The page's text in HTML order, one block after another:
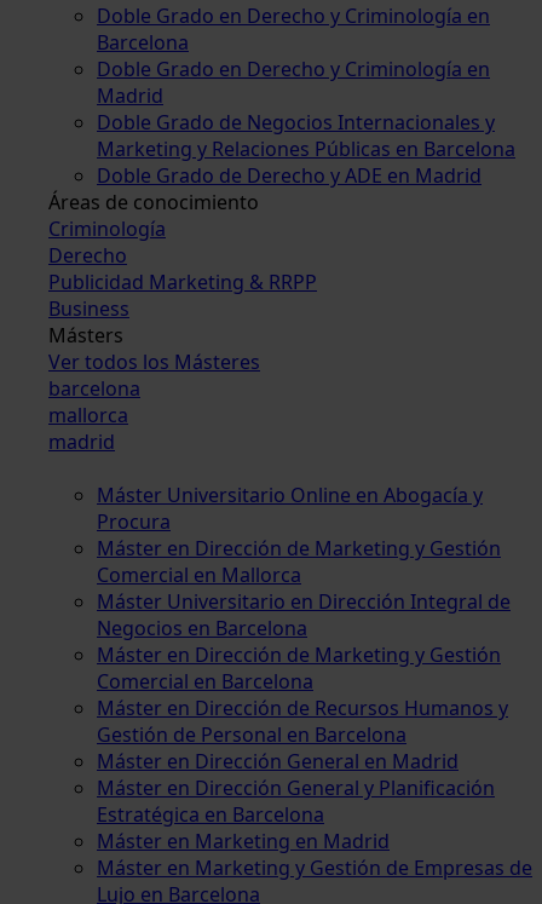
Doble Grado en Derecho y Criminología en
Barcelona
Doble Grado en Derecho y Criminología en
Madrid
Doble Grado de Negocios Internacionales y
Marketing y Relaciones Públicas en Barcelona
Doble Grado de Derecho y ADE en Madrid
Áreas de conocimiento
Criminología
Derecho
Publicidad Marketing & RRPP
Business
Másters
Ver todos los Másteres
barcelona
mallorca
madrid
Máster Universitario Online en Abogacía y
Procura
Máster en Dirección de Marketing y Gestión
Comercial en Mallorca
Máster Universitario en Dirección Integral de
Negocios en Barcelona
Máster en Dirección de Marketing y Gestión
Comercial en Barcelona
Máster en Dirección de Recursos Humanos y
Gestión de Personal en Barcelona
Máster en Dirección General en Madrid
Máster en Dirección General y Planificación
Estratégica en Barcelona
Máster en Marketing en Madrid
Máster en Marketing y Gestión de Empresas de
Lujo en Barcelona